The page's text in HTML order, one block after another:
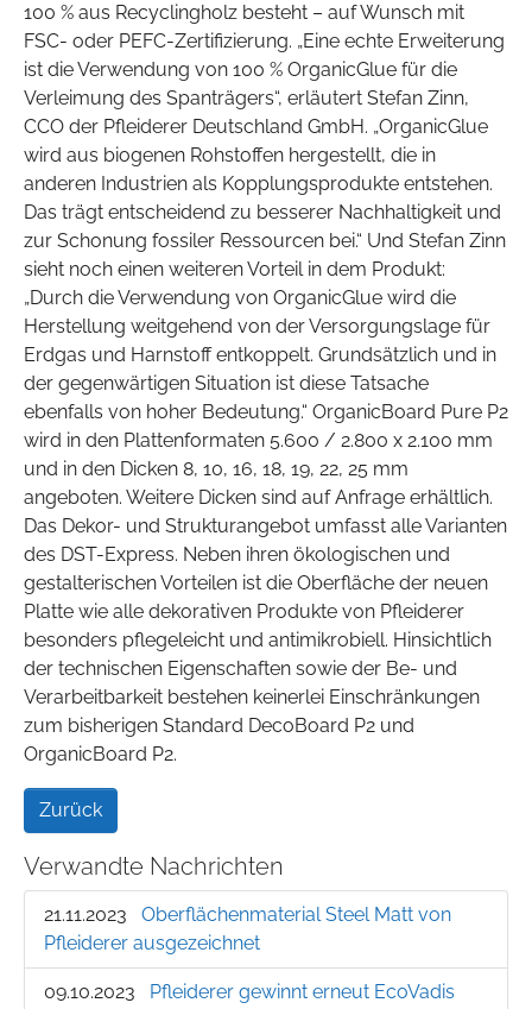
100 % aus Recyclingholz besteht – auf Wunsch mit
FSC- oder PEFC-Zertifizierung. „Eine echte Erweiterung
ist die Verwendung von 100 % OrganicGlue für die
Verleimung des Spanträgers“, erläutert Stefan Zinn,
CCO der Pfleiderer Deutschland GmbH. „OrganicGlue
wird aus biogenen Rohstoffen hergestellt, die in
anderen Industrien als Kopplungsprodukte entstehen.
Das trägt entscheidend zu besserer Nachhaltigkeit und
zur Schonung fossiler Ressourcen bei.“ Und Stefan Zinn
sieht noch einen weiteren Vorteil in dem Produkt:
„Durch die Verwendung von OrganicGlue wird die
Herstellung weitgehend von der Versorgungslage für
Erdgas und Harnstoff entkoppelt. Grundsätzlich und in
der gegenwärtigen Situation ist diese Tatsache
ebenfalls von hoher Bedeutung.“ OrganicBoard Pure P2
wird in den Plattenformaten 5.600 / 2.800 x 2.100 mm
und in den Dicken 8, 10, 16, 18, 19, 22, 25 mm
angeboten. Weitere Dicken sind auf Anfrage erhältlich.
Das Dekor- und Strukturangebot umfasst alle Varianten
des DST-Express. Neben ihren ökologischen und
gestalterischen Vorteilen ist die Oberfläche der neuen
Platte wie alle dekorativen Produkte von Pfleiderer
besonders pflegeleicht und antimikrobiell. Hinsichtlich
der technischen Eigenschaften sowie der Be- und
Verarbeitbarkeit bestehen keinerlei Einschränkungen
zum bisherigen Standard DecoBoard P2 und
OrganicBoard P2.
Zurück
Verwandte Nachrichten
21.11.2023
Oberflächenmaterial Steel Matt von
Pfleiderer ausgezeichnet
09.10.2023 Pfleiderer gewinnt erneut EcoVadis